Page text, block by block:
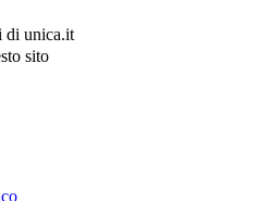
di unica.it
sito